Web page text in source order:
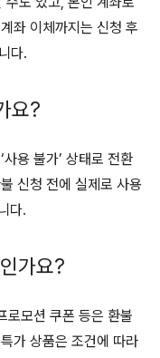
좌 이체까지는 신청 후
다.
요?
용 불가’ 상태로 전환
신청 전에 실제로 사용
다.
가요?
로모션 쿠폰 등은 환불
가 상품은 조건에 따라